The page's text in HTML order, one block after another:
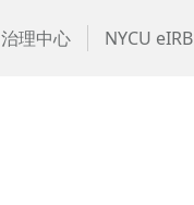
治理中心 NYCU eIRB